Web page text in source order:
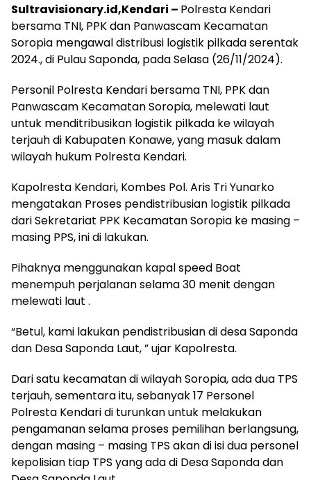
Sultravisionary.id,Kendari – Polresta Kendari
bersama TNI, PPK dan Panwascam Kecamatan
Soropia mengawal distribusi logistik pilkada serentak
2024., di Pulau Saponda, pada Selasa (26/11/2024).
Personil Polresta Kendari bersama TNI, PPK dan
Panwascam Kecamatan Soropia, melewati laut
untuk menditribusikan logistik pilkada ke wilayah
terjauh di Kabupaten Konawe, yang masuk dalam
wilayah hukum Polresta Kendari.
Kapolresta Kendari, Kombes Pol. Aris Tri Yunarko
mengatakan Proses pendistribusian logistik pilkada
dari Sekretariat PPK Kecamatan Soropia ke masing –
masing PPS, ini di lakukan.
Pihaknya menggunakan kapal speed Boat
menempuh perjalanan selama 30 menit dengan
melewati laut .
“Betul, kami lakukan pendistribusian di desa Saponda
dan Desa Saponda Laut, ” ujar Kapolresta.
Dari satu kecamatan di wilayah Soropia, ada dua TPS
terjauh, sementara itu, sebanyak 17 Personel
Polresta Kendari di turunkan untuk melakukan
pengamanan selama proses pemilihan berlangsung,
dengan masing – masing TPS akan di isi dua personel
kepolisian tiap TPS yang ada di Desa Saponda dan